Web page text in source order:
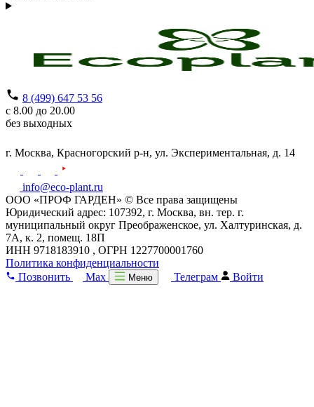
8 (499) 647 53 56
с 8.00 до 20.00
без выходных
г. Москва, Красногорский р-н, ул. Экспериментальная, д. 14
info@eco-plant.ru
ООО «ПРОФ ГАРДЕН» © Все права защищены
Юридический адрес: 107392, г. Москва, вн. тер. г.
муниципальный округ Преображенское, ул. Халтуринская, д.
7А, к. 2, помещ. 18П
ИНН 9718183910 , ОГРН 1227700001760
Политика конфиденциальности
Позвонить
Max Меню Телеграм Войти